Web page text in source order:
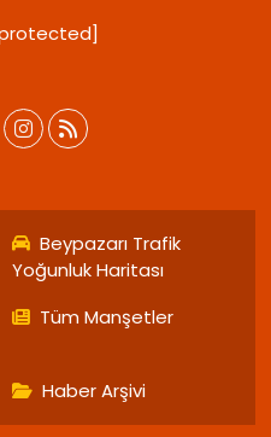
Beypazarı Trafik
Yoğunluk Haritası
Tüm Manşetler
Haber Arşivi